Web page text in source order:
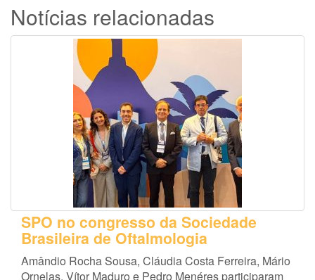
Notícias relacionadas
SPO no congresso da Sociedade
Brasileira de Oftalmologia
Amândio Rocha Sousa, Cláudia Costa Ferreira, Mário
Ornelas, Vítor Maduro e Pedro Menéres participaram